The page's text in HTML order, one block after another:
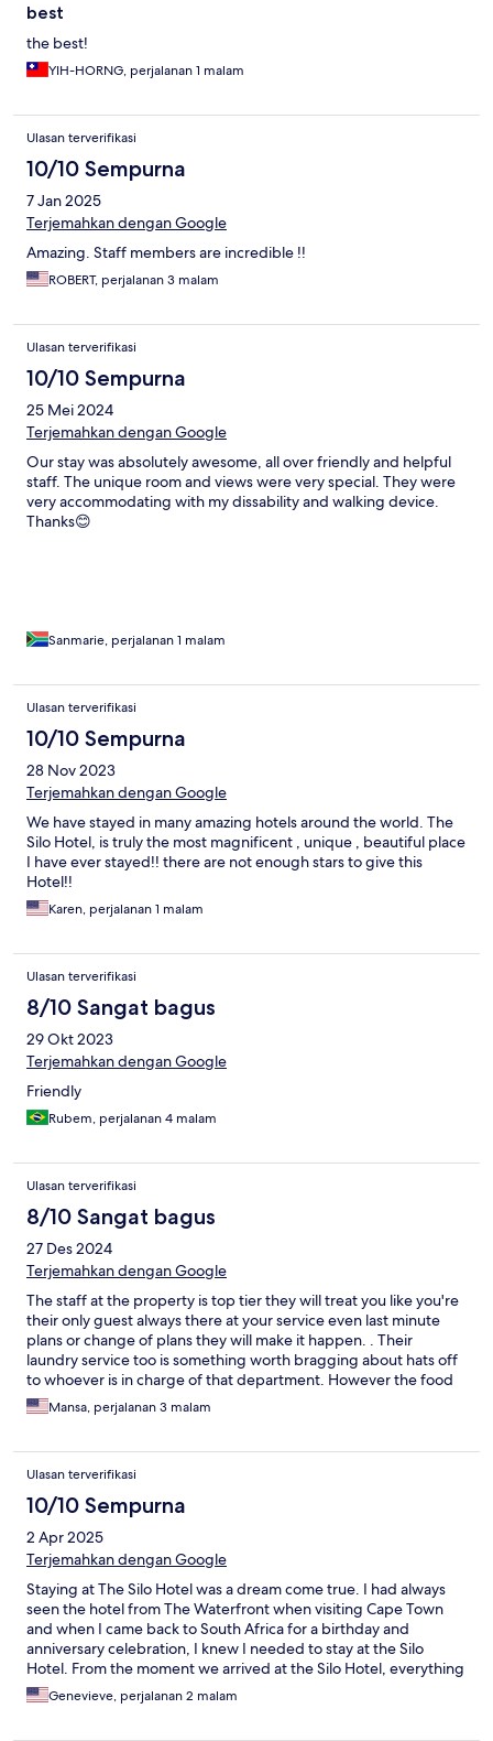
best
the best!
YIH-HORNG, perjalanan 1 malam
Ulasan terverifikasi
10/10 Sempurna
7 Jan 2025
Terjemahkan dengan Google
Amazing. Staff members are incredible !!
ROBERT, perjalanan 3 malam
Ulasan terverifikasi
10/10 Sempurna
25 Mei 2024
Terjemahkan dengan Google
Our stay was absolutely awesome, all over friendly and helpful
staff. The unique room and views were very special. They were
very accommodating with my dissability and walking device.
Thanks😊
Sanmarie, perjalanan 1 malam
Ulasan terverifikasi
10/10 Sempurna
28 Nov 2023
Terjemahkan dengan Google
We have stayed in many amazing hotels around the world. The
Silo Hotel, is truly the most magnificent , unique , beautiful place
I have ever stayed!! there are not enough stars to give this
Hotel!!
Karen, perjalanan 1 malam
Ulasan terverifikasi
8/10 Sangat bagus
29 Okt 2023
Terjemahkan dengan Google
Friendly
Rubem, perjalanan 4 malam
Ulasan terverifikasi
8/10 Sangat bagus
27 Des 2024
Terjemahkan dengan Google
The staff at the property is top tier they will treat you like you're
their only guest always there at your service even last minute
plans or change of plans they will make it happen. . Their
laundry service too is something worth bragging about hats off
to whoever is in charge of that department. However the food
menu had limited options Moreover the place (the room that I
was in) could do with just a little revamp or change of those
limited and almost depressing. After all said is done the place
will receive infinity stars from myself
Mansa, perjalanan 3 malam
Ulasan terverifikasi
10/10 Sempurna
2 Apr 2025
Terjemahkan dengan Google
Staying at The Silo Hotel was a dream come true. I had always
seen the hotel from The Waterfront when visiting Cape Town
and when I came back to South Africa for a birthday and
anniversary celebration, I knew I needed to stay at the Silo
Hotel. From the moment we arrived at the Silo Hotel, everything
was amazing. The staff were so warm and welcoming and
everyone is absolutely delightful. There is so much joy and
Genevieve, perjalanan 2 malam